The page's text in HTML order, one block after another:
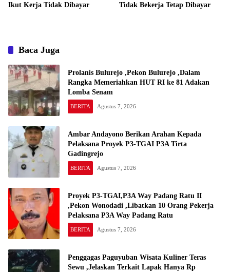
Ikut Kerja Tidak Dibayar
Tidak Bekerja Tetap Dibayar
Baca Juga
Prolanis Bulurejo ,Pekon Bulurejo ,Dalam
Rangka Memeriahkan HUT RI ke 81 Adakan
Lomba Senam
BERITA Agustus 7, 2026
Ambar Andayono Berikan Arahan Kepada
Pelaksana Proyek P3-TGAI P3A Tirta
Gadingrejo
BERITA Agustus 7, 2026
Proyek P3-TGAI,P3A Way Padang Ratu II
,Pekon Wonodadi ,Libatkan 10 Orang Pekerja
Pelaksana P3A Way Padang Ratu
BERITA Agustus 7, 2026
Penggagas Paguyuban Wisata Kuliner Teras
Sewu ,Jelaskan Terkait Lapak Hanya Rp